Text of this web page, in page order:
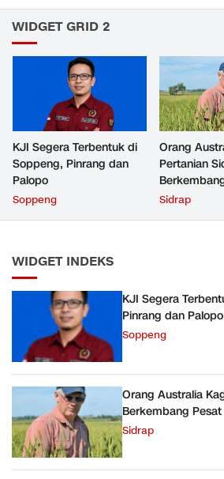
WIDGET GRID 2
KJI Segera Terbentuk di
Soppeng, Pinrang dan
Palopo
Soppeng
Orang
Pertanian
Sidrap
WIDGET INDEKS
KJI Segera
Pinrang dan Palopo
Soppeng
Orang Australia
Berkembang Pesat
Sidrap